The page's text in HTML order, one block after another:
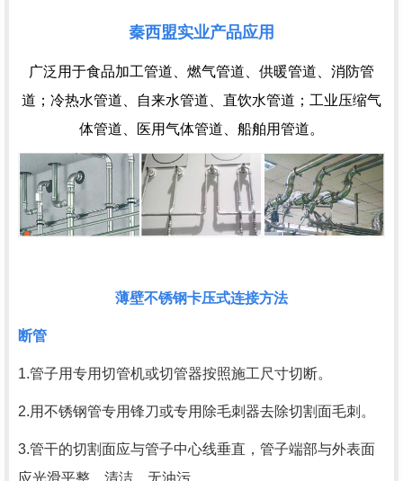
秦西盟实业产品应用
广泛用于食品加工管道、燃气管道、供暖管道、消防管
道；冷热水管道、自来水管道、直饮水管道；工业压缩气
体管道、医用气体管道、船舶用管道。
薄壁不锈钢卡压式连接方法
断管
1.管子用专用切管机或切管器按照施工尺寸切断。
2.用不锈钢管专用锋刀或专用除毛刺器去除切割面毛刺。
3.管干的切割面应与管子中心线垂直，管子端部与外表面